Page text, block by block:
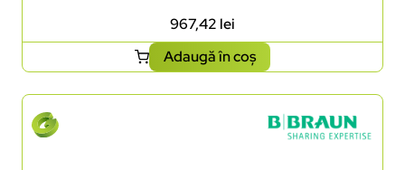
967,42 lei
Adaugă în coș